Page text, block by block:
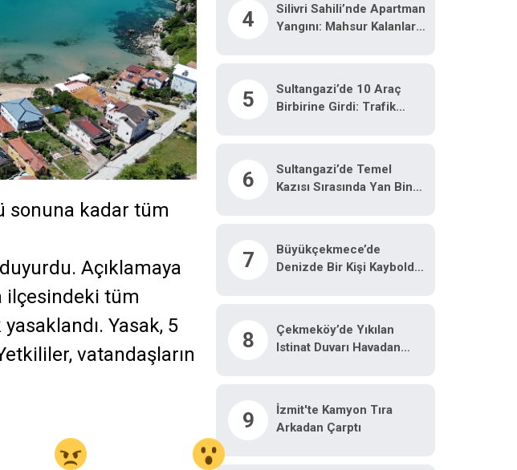
sonuna kadar tüm
duyurdu. Açıklamaya
ilçesindeki tüm
Yasak, 5
vatandaşların
4
Silivri Sahili’nde Apartman
Yangını: Mahsur Kalanlar
5
Sultangazi’de 10 Araç
Birbirine Girdi: Trafik
6
Sultangazi’de Temel
Kazısı Sırasında Yan Bina
7
Büyükçekmece’de
Denizde Bir Kişi Kayboldu
8
Çekmeköy’de Yıkılan
Istinat Duvarı Havadan
9
İzmit'te Kamyon Tıra
Arkadan Çarptı